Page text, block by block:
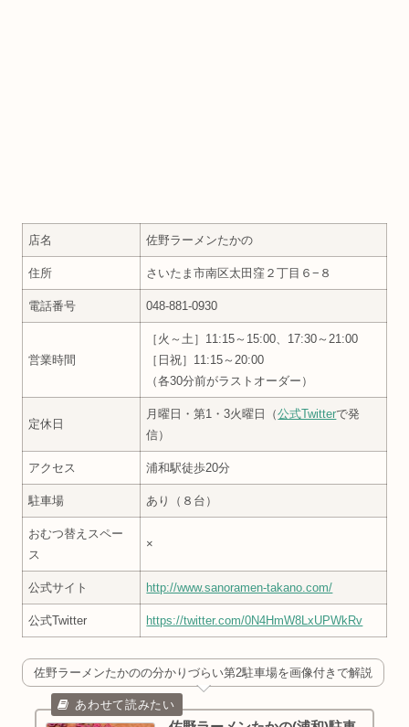
店名 佐野ラーメンたかの
住所 さいたま市南区太田窪２丁目６−８
電話番号 048-881-0930
営業時間
［火～土］11:15～15:00、17:30～21:00
［日祝］11:15～20:00
（各30分前がラストオーダー）
定休日
月曜日・第1・3火曜日（公式Twitterで発
信）
アクセス 浦和駅徒歩20分
駐車場 あり（８台）
おむつ替えスペー
ス
×
公式サイト http://www.sanoramen-takano.com/
公式Twitter https://twitter.com/0N4HmW8LxUPWkRv
佐野ラーメンたかのの分かりづらい第2駐車場を画像付きで解説